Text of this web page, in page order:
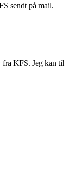
sendt på mail.
fra KFS. Jeg kan til